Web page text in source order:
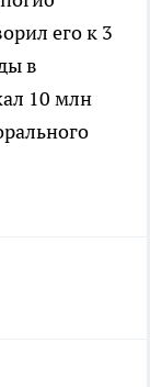
его к 3
в
10 млн